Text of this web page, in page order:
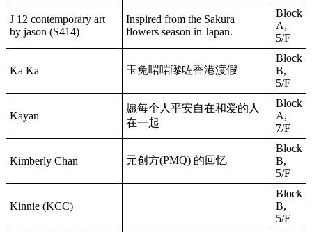
J 12 contemporary art
by jason (S414)
Inspired from the Sakura
flowers season in Japan.
Block
A,
5/F
Ka Ka 玉兔啱啱嚟咗香港渡假
Block
B,
5/F
Kayan
愿每个人平安自在和爱的人
在一起
Block
A,
7/F
Kimberly Chan 元创方(PMQ) 的回忆
Block
B,
5/F
Kinnie (KCC)
Block
B,
5/F